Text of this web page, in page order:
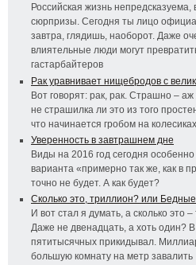
Российская жизнь
сюрпризы. Сегодня ты лицо
завтра, глядишь, наоборот. Даже
влиятельные люди могут
гастарбайтеров
Рак уравнивает нищебродов с
Вот говорят: рак, рак. Страшно –
не страшилка ли это из того
что начинается гробом на
Уверенность в завтрашнем дне
Виды на 2016 год сегодня
варианта «примерно так же, как в
точно не будет. А как будет?
Сколько это, триллион? или
И вот стал я думать, а сколько это
Даже не двенадцать, а хоть один? В
пятитысячных прикидывал.
большую комнату на метр завалить